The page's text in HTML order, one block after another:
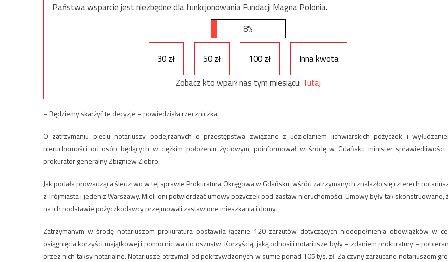
Państwa wsparcie jest niezbędne dla funkcjonowania Fundacji Magna Polonia.
8%
30 zł 50 zł 100 zł
Inna kwota
Zobacz kto wparł nas tym miesiącu: Tutaj
– Będziemy skarżyć te decyzje – powiedziała rzeczniczka.
O zatrzymaniu pięciu notariuszy podejrzanych o przestępstwa związane z udzielaniem lichwiarskich pożyczek i
nieruchomości od osób będących w ciężkim położeniu życiowym, poinformował w środę w Gdańsku minister
prokurator generalny Zbigniew Ziobro.
Jak podała prowadząca śledztwo w tej sprawie Prokuratura Okręgowa w Gdańsku, wśród zatrzymanych znalazło się czterech
z Trójmiasta i jeden z Warszawy. Mieli oni potwierdzać umowy pożyczek pod zastaw nieruchomości. Umowy były tak skonstruowane,
na ich podstawie pożyczkodawcy przejmowali zastawione mieszkania i domy.
Zatrzymanym w środę notariuszom prokuratura postawiła łącznie 120 zarzutów dotyczących niedopełnienia obowiązków w
osiągnięcia korzyści majątkowej i pomocnictwa do oszustw. Korzyścią, jaką odnosili notariusze były – zdaniem prokuratury –
przez nich taksy notarialne. Notariusze otrzymali od pokrzywdzonych w sumie ponad 105 tys. zł. Za czyny zarzucane notariuszom